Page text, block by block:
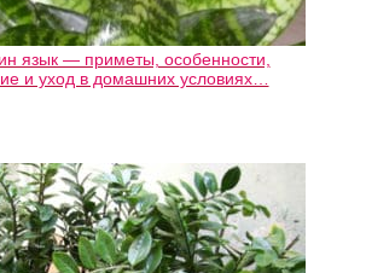
язык — приметы, особенности,
и уход в домашних условиях…